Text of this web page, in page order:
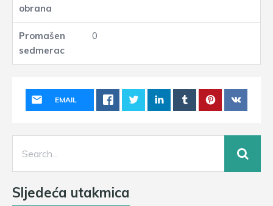
0
EMAIL
Sljedeća utakmica